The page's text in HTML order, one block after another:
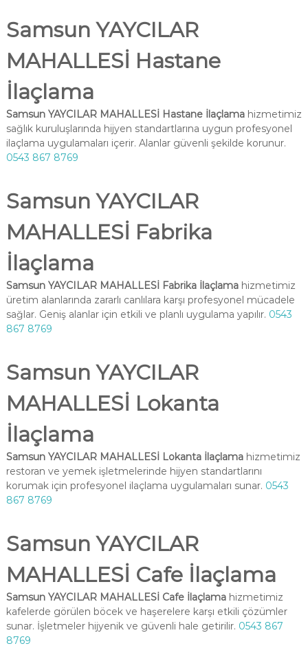
Samsun YAYCILAR
MAHALLESİ Hastane
İlaçlama
Samsun YAYCILAR MAHALLESİ Hastane İlaçlamahizmetimiz
sağlık kuruluşlarında hijyen standartlarına uygun profesyonel
ilaçlama uygulamaları içerir. Alanlar güvenli şekilde korunur.
0543 867 8769
Samsun YAYCILAR
MAHALLESİ Fabrika
İlaçlama
Samsun YAYCILAR MAHALLESİ Fabrika İlaçlamahizmetimiz
üretim alanlarında zararlı canlılara karşı profesyonel mücadele
sağlar. Geniş alanlar için etkili ve planlı uygulama yapılır. 0543
867 8769
Samsun YAYCILAR
MAHALLESİ Lokanta
İlaçlama
Samsun YAYCILAR MAHALLESİ Lokanta İlaçlamahizmetimiz
restoran ve yemek işletmelerinde hijyen standartlarını
korumak için profesyonel ilaçlama uygulamaları sunar. 0543
867 8769
Samsun YAYCILAR
MAHALLESİ Cafe İlaçlama
Samsun YAYCILAR MAHALLESİ Cafe İlaçlamahizmetimiz
kafelerde görülen böcek ve haşerelere karşı etkili çözümler
sunar. İşletmeler hijyenik ve güvenli hale getirilir. 0543 867
8769